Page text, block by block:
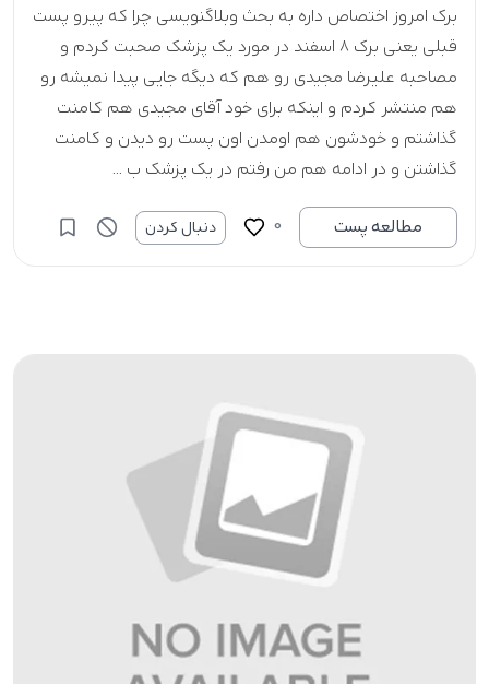
برک امروز اختصاص داره به بحث وبلاگنویسی چرا که پیرو پست
قبلی یعنی برک ۸ اسفند در مورد یک پزشک صحبت کردم و
مصاحبه علیرضا مجیدی رو هم که دیگه جایی پیدا نمیشه رو
هم منتشر کردم و اینکه برای خود آقای مجیدی هم کامنت
گذاشتم و خودشون هم اومدن اون پست رو دیدن و کامنت
گذاشتن و در ادامه هم من رفتم در یک پزشک ب ...
مطالعه پست
0 دنبال کردن